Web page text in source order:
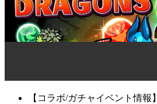
【コラボ/ガチャイベント情報】